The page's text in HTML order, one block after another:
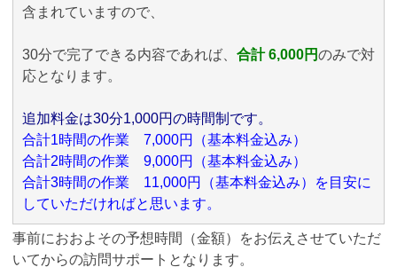
含まれていますので、
30分で完了できる内容であれば、 合計 6,000円のみで対
応となります。
追加料金は30分1,000円の時間制です。
合計1時間の作業 7,000円（基本料金込み）
合計2時間の作業 9,000円（基本料金込み）
合計3時間の作業 11,000円（基本料金込み）を目安に
していただければと思います。
事前におおよその予想時間（金額）をお伝えさせていただ
いてからの訪問サポートとなります。